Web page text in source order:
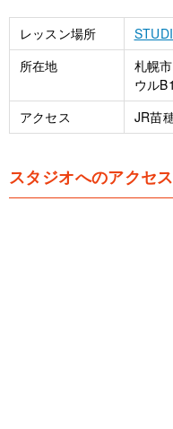
レッスン場所
所在地
札幌
ウル
アクセス
JR苗
スタジオへのアクセ